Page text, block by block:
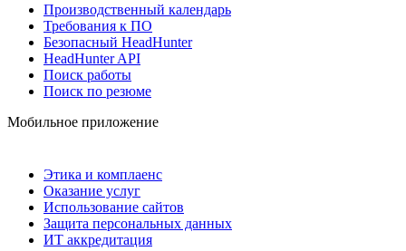
Производственный календарь
Требования к ПО
Безопасный HeadHunter
HeadHunter API
Поиск работы
Поиск по резюме
Мобильное приложение
Этика и комплаенс
Оказание услуг
Использование сайтов
Защита персональных данных
ИТ аккредитация